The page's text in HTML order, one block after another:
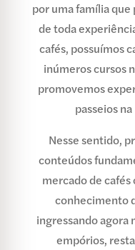
por uma família que
de toda
cafés, possuímos
inúmeros cursos
promovemos
passeios
Nesse sentido,
conteúdos
mercado de
conhecimento
ingressando agora
empórios,